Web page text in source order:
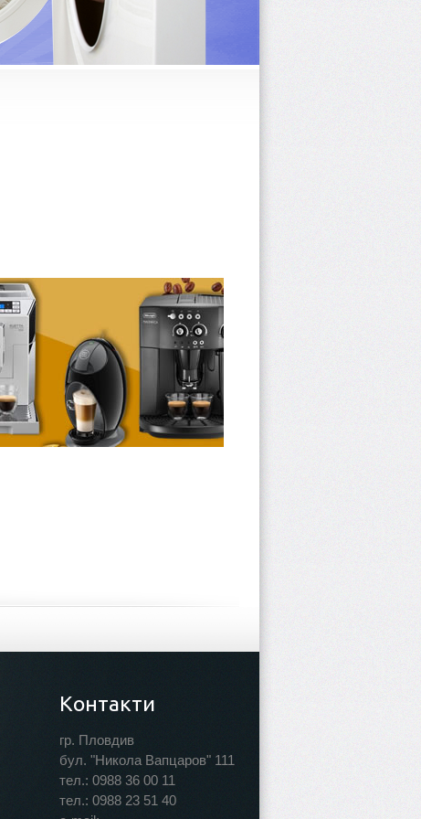
Контакти
гр. Пловдив
бул. "Никола Вапцаров" 111
тел.: 0988 36 00 11
тел.: 0988 23 51 40